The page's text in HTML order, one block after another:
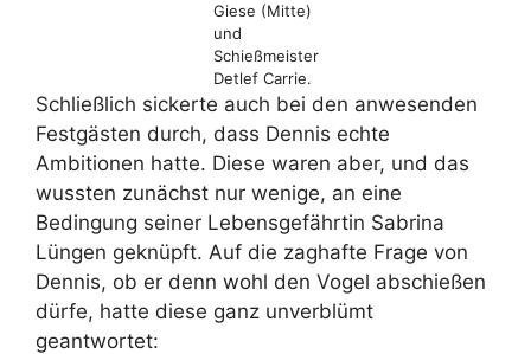
Giese (Mitte)
und
Schießmeister
Detlef Carrie.
Schließlich sickerte auch bei den anwesenden
Festgästen durch, dass Dennis echte
Ambitionen hatte. Diese waren aber, und das
wussten zunächst nur wenige, an eine
Bedingung seiner Lebensgefährtin Sabrina
Lüngen geknüpft. Auf die zaghafte Frage von
Dennis, ob er denn wohl den Vogel abschießen
dürfe, hatte diese ganz unverblümt
geantwortet: